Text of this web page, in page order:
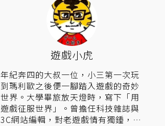
遊戲小虎
年紀奔四的大叔一位，小三第一次玩
到瑪利歐之後便一腳踏入遊戲的奇妙
世界。大學畢旅放天燈時，寫下「用
遊戲征服世界」。曾擔任科技雜誌與
3C網站編輯，對老遊戲情有獨鍾，盼